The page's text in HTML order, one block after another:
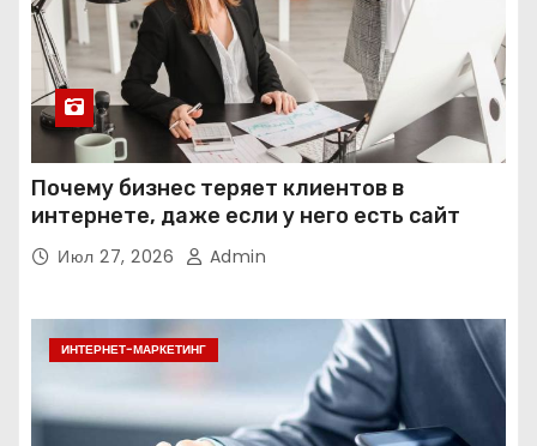
Почему бизнес теряет клиентов в
интернете, даже если у него есть сайт
Июл 27, 2026 Admin
ИНТЕРНЕТ-МАРКЕТИНГ